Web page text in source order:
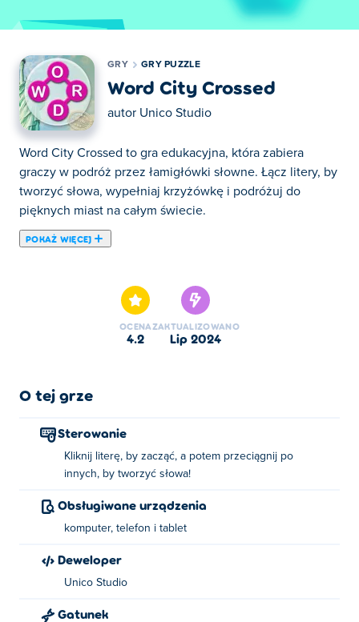
GRY GRY PUZZLE
Word City Crossed
autor Unico Studio
Word City Crossed to gra edukacyjna, która zabiera
graczy w podróż przez łamigłówki słowne. Łącz litery, by
tworzyć słowa, wypełniaj krzyżówkę i podróżuj do
pięknych miast na całym świecie.
POKAŻ WIĘCEJ
OCENA
4.2
ZAKTUALIZOWANO
lip 2024
O tej grze
Sterowanie
Kliknij literę, by zacząć, a potem przeciągnij po
innych, by tworzyć słowa!
Obsługiwane urządzenia
komputer, telefon i tablet
Deweloper
Unico Studio
Gatunek